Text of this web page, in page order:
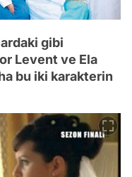
gibi
Levent ve Ela
bu iki karakterin